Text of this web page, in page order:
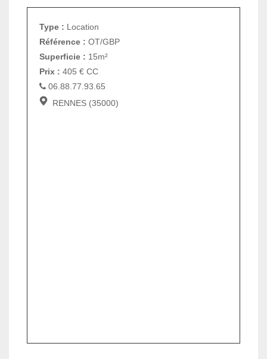
Type : Location
Référence : OT/GBP
Superficie : 15m²
Prix : 405 € CC
06.88.77.93.65
RENNES (35000)